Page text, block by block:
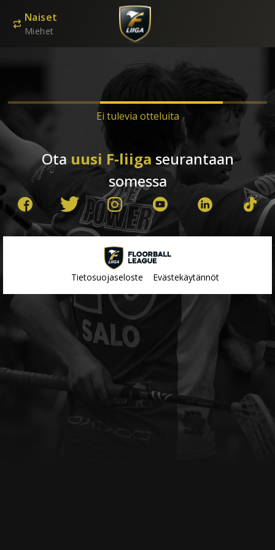
Naiset
Miehet
Ei tulevia otteluita
Ota uusi F-liiga seurantaan
somessa
Tietosuojaseloste Evästekäytännöt